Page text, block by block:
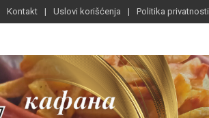
Kontakt Uslovi korišćenja Politika privatnosti